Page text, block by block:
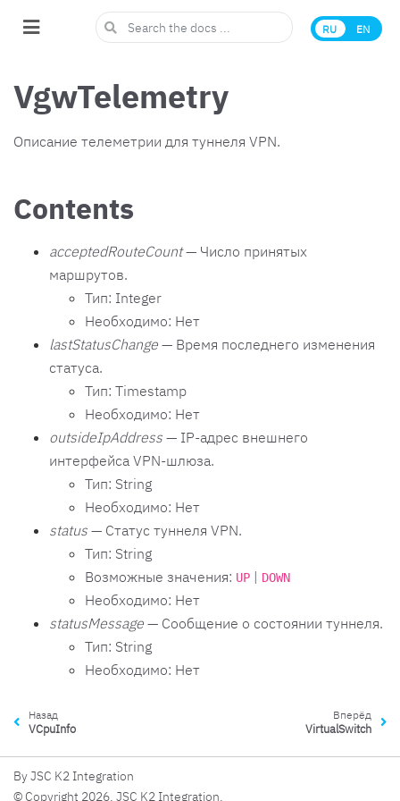
EN
RU
VgwTelemetry
Описание телеметрии для туннеля VPN.
Contents
acceptedRouteCount— Число принятых
маршрутов.
Тип: Integer
Необходимо: Нет
lastStatusChange — Время последнего изменения
статуса.
Тип: Timestamp
Необходимо: Нет
outsideIpAddress — IP-адрес внешнего
интерфейса VPN-шлюза.
Тип: String
Необходимо: Нет
status — Статус туннеля VPN.
Тип: String
Возможные значения: UP | DOWN
Необходимо: Нет
statusMessage — Сообщение о состоянии туннеля.
Тип: String
Необходимо: Нет
Назад
VCpuInfo
Вперёд
VirtualSwitch
By JSC K2 Integration
© Copyright 2026, JSC K2 Integration.